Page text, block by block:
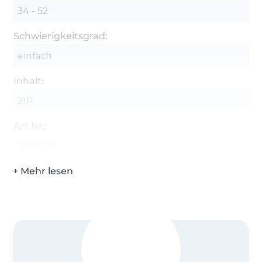
34 - 52
Schwierigkeitsgrad:
einfach
Inhalt:
ZIP